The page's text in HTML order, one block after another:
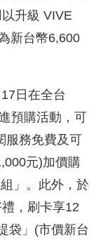
升級 VIVE
新台幣6,600
日在全台
預購活動，可
服務免費及可
元)加價購
」。此外，於
，刷卡享12
袋」(市價新台